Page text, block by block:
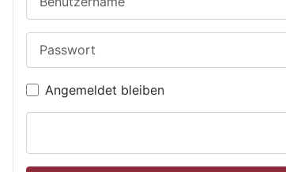
Angemeldet bleiben